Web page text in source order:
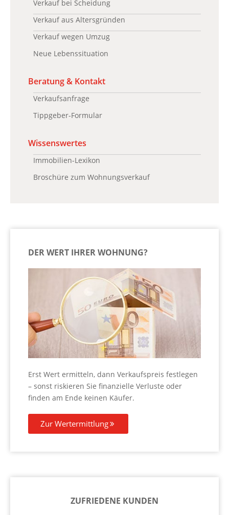
Verkauf bei Scheidung
Verkauf aus Altersgründen
Verkauf wegen Umzug
Neue Lebenssituation
Beratung & Kontakt
Verkaufsanfrage
Tippgeber-Formular
Wissenswertes
Immobilien-Lexikon
Broschüre zum Wohnungsverkauf
DER WERT IHRER WOHNUNG?
Erst Wert ermitteln, dann Verkaufspreis festlegen
– sonst riskieren Sie finanzielle Verluste oder
finden am Ende keinen Käufer.
Zur Wertermittlung
ZUFRIEDENE KUNDEN